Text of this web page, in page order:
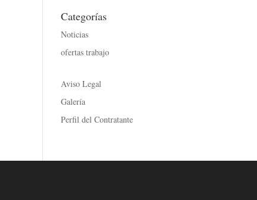
Categorías
Noticias
ofertas trabajo
Aviso Legal
Galería
Perfil del Contratante